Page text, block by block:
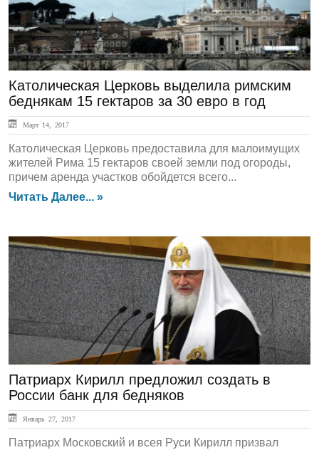
Католическая Церковь выделила римским
беднякам 15 гектаров за 30 евро в год
Март 14, 2017
Католическая Церковь предоставила для малоимущих
жителей Рима 15 гектаров своей земли под огороды,
причем аренда участков обойдется всего...
Читать Далее... »
ЛЕНТА НОВОСТЕЙ
Патриарх Кирилл предложил создать в
России банк для бедняков
Январь 27, 2017
Патриарх Московский и всея Руси Кирилл призвал